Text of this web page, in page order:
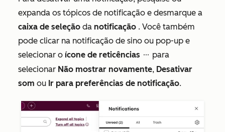
expanda os tópicos de notificação e desmarque a
caixa de seleção da notificação . Você também
pode clicar na notificação de sino ou pop-up e
selecionar o ícone de reticências ellipses para
selecionar Não mostrar novamente, Desativar
som ou Ir para preferências de notificação.